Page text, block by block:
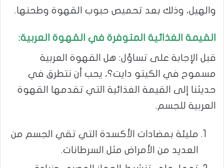
والهيل، وذلك بعد تحميص حبوب القهوة وطحنها.
القيمة الغذائية المتوفرة في القهوة العربية:
قبل الإجابة على تساؤل: هل القهوة العربية
مسموح في الكيتو دايت؟، يحب أن نتطرق في
حديثنا إلى القيمة الغذائية التي تقدمها القهوة
العربية للجسم.
مليئة بمضادات الأكسدة التي تقي الجسم من
العديد من الأمراض مثل السرطانات.